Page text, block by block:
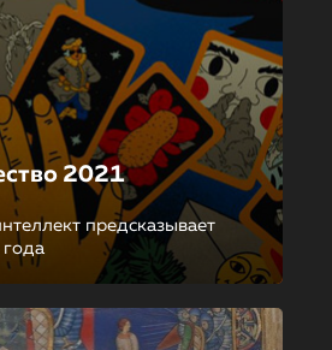
2021
предсказывает